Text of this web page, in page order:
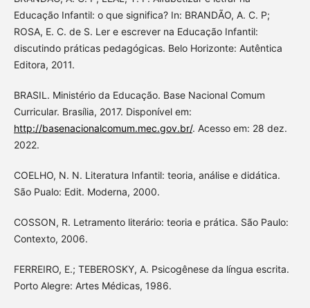
Educação Infantil: o que significa? In: BRANDÃO, A. C. P;
ROSA, E. C. de S. Ler e escrever na Educação Infantil:
discutindo práticas pedagógicas. Belo Horizonte: Autêntica
Editora, 2011.
BRASIL. Ministério da Educação. Base Nacional Comum
Curricular. Brasília, 2017. Disponível em:
http://basenacionalcomum.mec.gov.br/. Acesso em: 28 dez.
2022.
COELHO, N. N. Literatura Infantil: teoria, análise e didática.
São Pualo: Edit. Moderna, 2000.
COSSON, R. Letramento literário: teoria e prática. São Paulo:
Contexto, 2006.
FERREIRO, E.; TEBEROSKY, A. Psicogênese da língua escrita.
Porto Alegre: Artes Médicas, 1986.